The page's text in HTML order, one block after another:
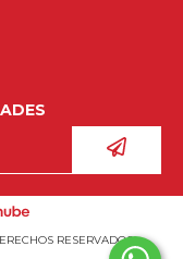
RESERVADOS.